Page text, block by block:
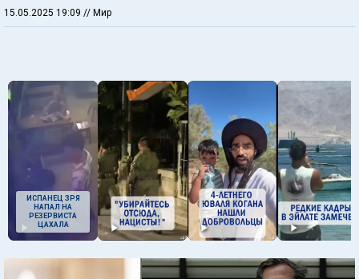
15.05.2025 19:09 // Мир
ИСПАНЕЦ ЗРЯ
НАПАЛ НА
РЕЗЕРВИСТА
ЦАХАЛА